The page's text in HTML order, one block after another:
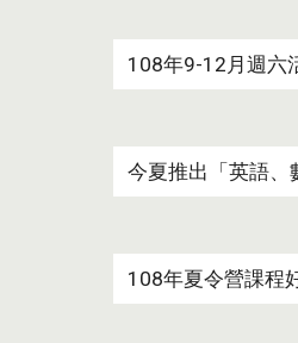
108年9-12月週六
今夏推出「英語、
108年夏令營課程